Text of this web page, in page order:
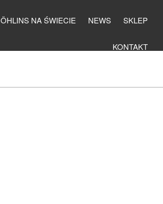
ÖHLINS NA ŚWIECIE NEWS SKLEP
KONTAKT